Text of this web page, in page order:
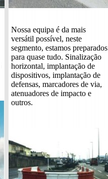
Nossa equipa é da mais
versátil possível, neste
segmento, estamos preparados
para quase tudo. Sinalização
horizontal, implantação de
dispositivos, implantação de
defensas, marcadores de via,
atenuadores de impacto e
outros.